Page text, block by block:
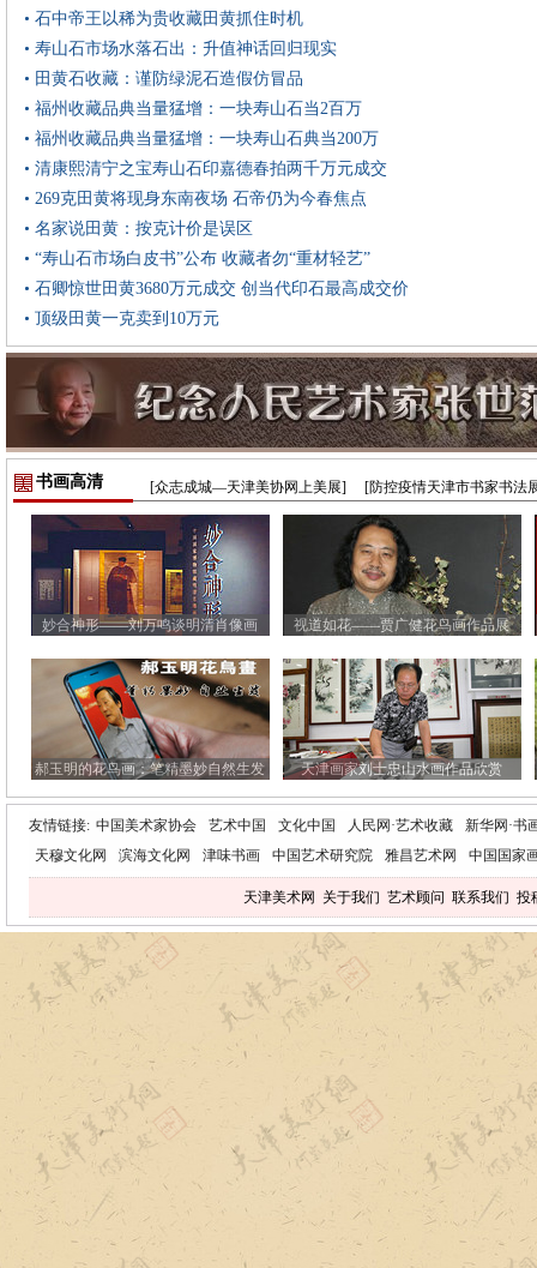
• 石中帝王以稀为贵收藏田黄抓住时机
• 寿山石市场水落石出：升值神话回归现实
• 田黄石收藏：谨防绿泥石造假仿冒品
• 福州收藏品典当量猛增：一块寿山石当2百万
• 福州收藏品典当量猛增：一块寿山石典当200万
• 清康熙清宁之宝寿山石印嘉德春拍两千万元成交
• 269克田黄将现身东南夜场 石帝仍为今春焦点
• 名家说田黄：按克计价是误区
• “寿山石市场白皮书”公布 收藏者勿“重材轻艺”
• 石卿惊世田黄3680万元成交 创当代印石最高成交价
• 顶级田黄一克卖到10万元
书画高清 [众志成城—天津美协网上美展] [防控疫情天津市书家书法
妙合神形——刘万鸣谈明清肖像画 视道如花——贾广健花鸟画作品展
郝玉明的花鸟画：笔精墨妙自然生发 天津画家刘士忠山水画作品欣赏
友情链接: 中国美术家协会 艺术中国 文化中国 人民网·艺术收藏
新华网·书
天穆文化网
滨海文化网 津味书画 中国艺术研究院 雅昌艺术网 中国国家
天津美术网 关于我们 艺术顾问 联系我们 投